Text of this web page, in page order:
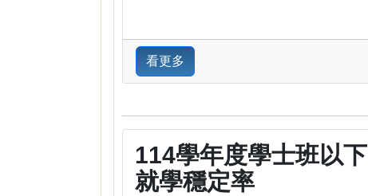
看更多
114學年度學士班以下
就學穩定率